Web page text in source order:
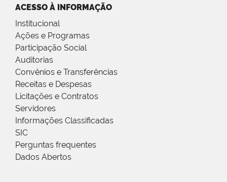
ACESSO À INFORMAÇÃO
Institucional
Ações e Programas
Participação Social
Auditorias
Convênios e Transferências
Receitas e Despesas
Licitações e Contratos
Servidores
Informações Classificadas
SIC
Perguntas frequentes
Dados Abertos